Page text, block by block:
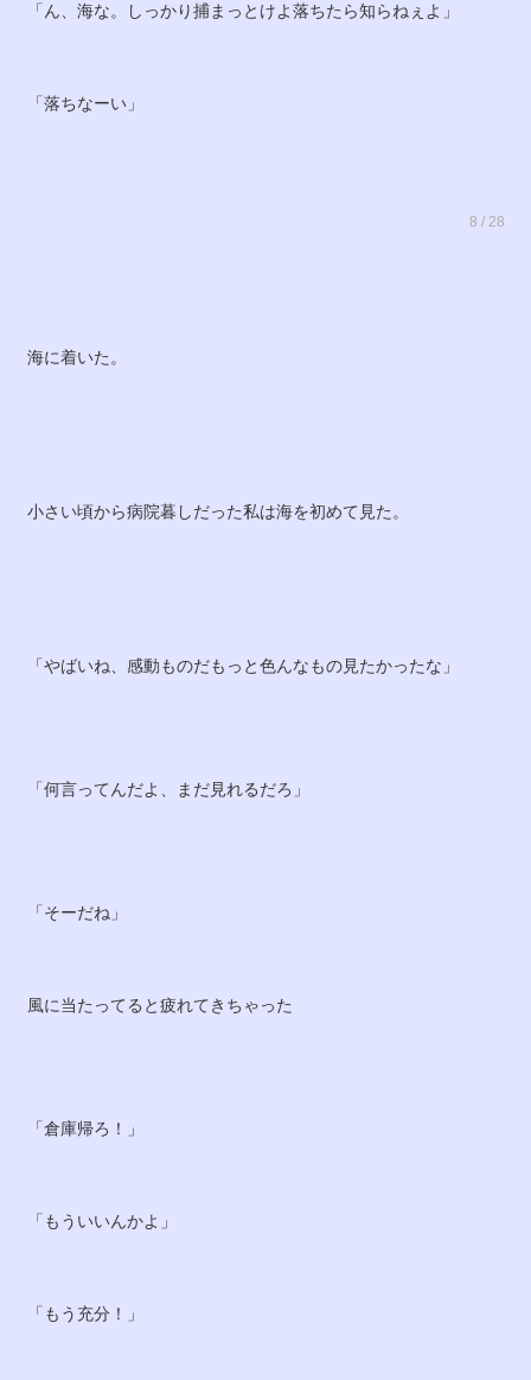
「ん、海な。しっかり捕まっとけよ落ちたら知らねぇよ」
「落ちなーい」
8 / 28
海に着いた。
小さい頃から病院暮しだった私は海を初めて見た。
「やばいね、感動ものだもっと色んなもの見たかったな」
「何言ってんだよ、まだ見れるだろ」
「そーだね」
風に当たってると疲れてきちゃった
「倉庫帰ろ！」
「もういいんかよ」
「もう充分！」